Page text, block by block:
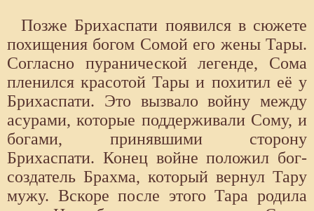
Позже Брихаспати появился в сюжете
похищения богом Сомой его жены Тары.
Согласно пуранической легенде, Сома
пленился красотой Тары и похитил её у
Брихаспати. Это вызвало войну между
асурами, которые поддерживали Сому, и
богами, принявшими сторону
Брихаспати. Конец войне положил бог-
создатель Брахма, который вернул Тару
мужу. Вскоре после этого Тара родила